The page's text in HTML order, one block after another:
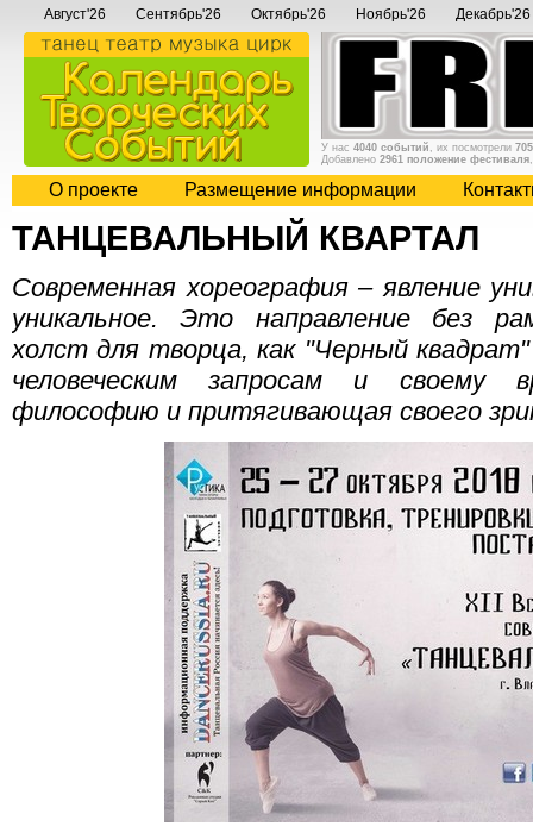
Август'26 Сентябрь'26 Октябрь'26 Ноябрь'26 Декабрь'26
У нас 4040 событий , их посмотрели
Добавлено 2961 положение фестиваля
О проекте Размещение информации
ТАНЦЕВАЛЬНЫЙ КВАРТАЛ
Современная хореография – явление
уникальное. Это направление без
холст для творца, как "Черный
человеческим запросам и своему
философию и притягивающая своего